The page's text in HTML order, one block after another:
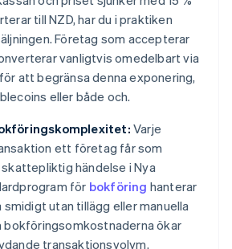
till NZD, har du i praktiken
Företag som accepterar
vanligtvis omedelbart via
att begränsa denna exponering,
eller både och.
Varje
ett företag får som
händelse i Nya
för bokföring hanterar
utan tillägg eller manuella
bokföringsomkostnaderna ökar
transaktionsvolym.